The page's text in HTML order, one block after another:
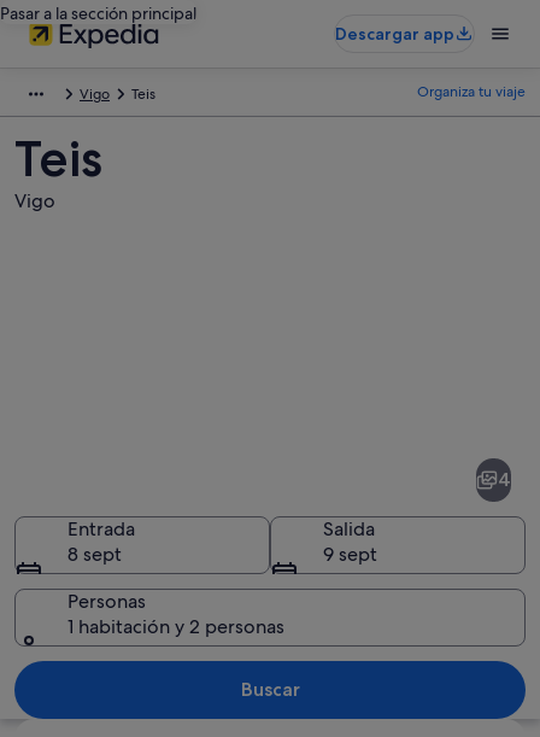
Pasar a la sección principal
Descargar app
Vigo Teis Organiza tu viaje
Teis
Vigo
Un atardecer sobre un mar
4
Entrada
8 sept
Salida
9 sept
Personas
1 habitación y 2 personas
Buscar